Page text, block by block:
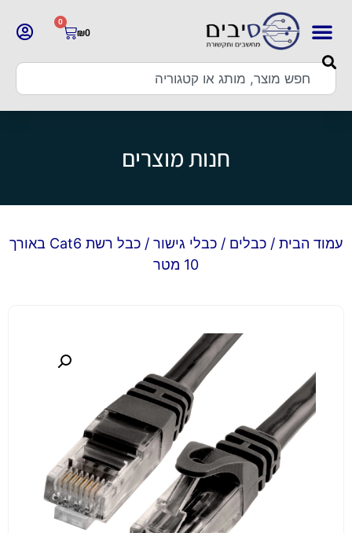
₪0
0
חנות מוצרים
עמוד הבית / כבלים / כבלי גישור
/ כבל רשת Cat6 באורך
10 מטר